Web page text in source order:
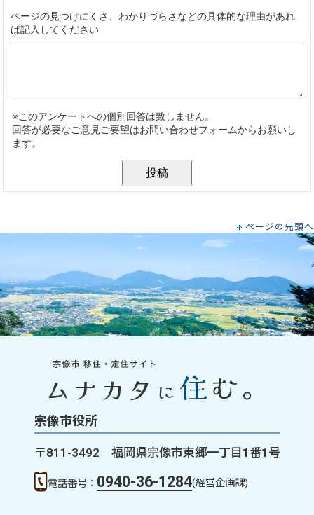
ページの先頭へ
宗像市役所
〒811-3492 福岡県宗像市東郷一丁目1番1号
電話番号： 0940-36-1284(経営企画課)